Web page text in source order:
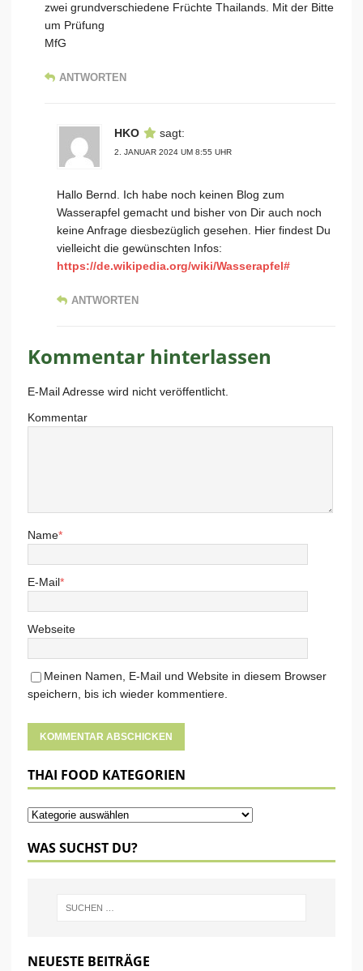
zwei grundverschiedene Früchte Thailands. Mit der Bitte
um Prüfung
MfG
ANTWORTEN
HKO sagt:
2. JANUAR 2024 UM 8:55 UHR
Hallo Bernd. Ich habe noch keinen Blog zum
Wasserapfel gemacht und bisher von Dir auch noch
keine Anfrage diesbezüglich gesehen. Hier findest Du
vielleicht die gewünschten Infos:
https://de.wikipedia.org/wiki/Wasserapfel#
ANTWORTEN
Kommentar hinterlassen
E-Mail Adresse wird nicht veröffentlicht.
Kommentar
Name*
E-Mail*
Webseite
Meinen Namen, E-Mail und Website in diesem Browser
speichern, bis ich wieder kommentiere.
THAI FOOD KATEGORIEN
WAS SUCHST DU?
NEUESTE BEITRÄGE